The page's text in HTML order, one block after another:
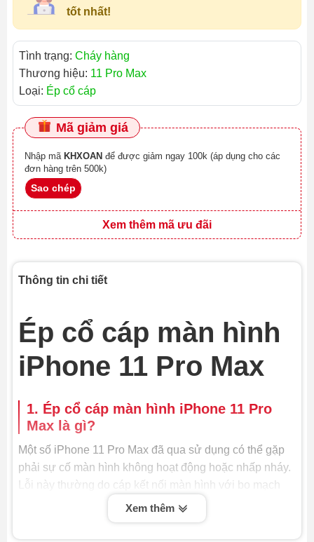
tốt nhất!
Tình trạng: Cháy hàng
Thương hiệu: 11 Pro Max
Loại: Ép cổ cáp
Mã giảm giá
Nhập mã KHXOAN
đơn hàng trên 500k)
Sao chép
Xem thêm mã ưu đãi
Thông tin chi tiết
Ép cổ cáp màn hình
iPhone 11 Pro Max
1. Ép cổ cáp màn hình iPhone 11 Pro
Max là gì?
Một số iPhone 11 Pro Max đã qua sử dụng có thể gặp
phải sự cố màn hình không hoạt động hoặc nhấp nháy.
Lỗi này thường do cáp kết nối màn hình với bo mạch
chủ bị hỏng. Dịch vụ ép cổ cáp màn hình có thể giải
Xem thêm